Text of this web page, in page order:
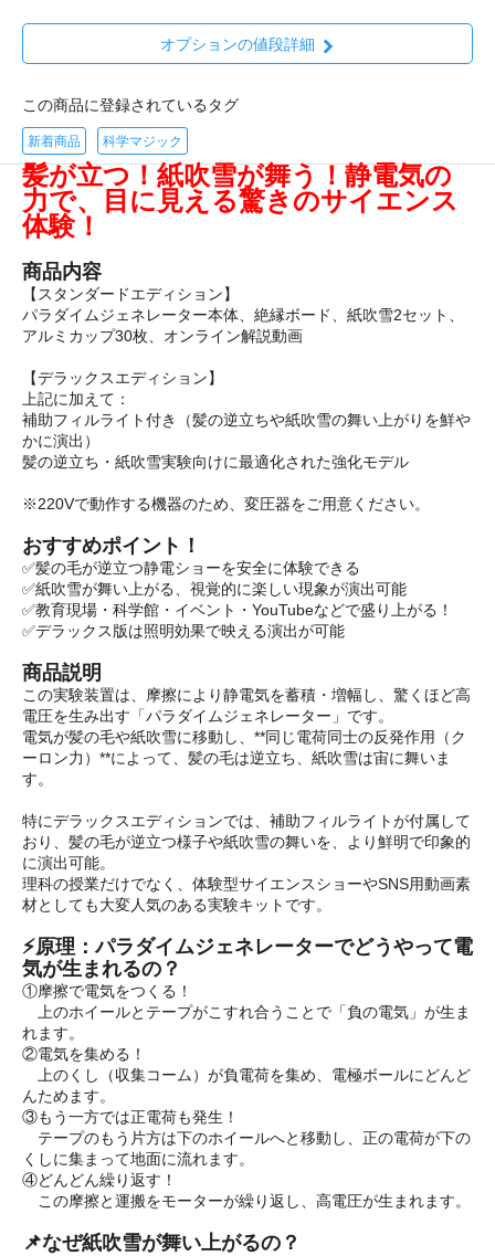
オプションの値段詳細
この商品に登録されているタグ
新着商品 科学マジック
髪が立つ！紙吹雪が舞う！静電気の
力で、目に見える驚きのサイエンス
体験！
商品内容
【スタンダードエディション】
パラダイムジェネレーター本体、絶縁ボード、紙吹雪2セット、
アルミカップ30枚、オンライン解説動画
【デラックスエディション】
上記に加えて：
補助フィルライト付き（髪の逆立ちや紙吹雪の舞い上がりを鮮や
かに演出）
髪の逆立ち・紙吹雪実験向けに最適化された強化モデル
※220Vで動作する機器のため、変圧器をご用意ください。
おすすめポイント！
✅髪の毛が逆立つ静電ショーを安全に体験できる
✅紙吹雪が舞い上がる、視覚的に楽しい現象が演出可能
✅教育現場・科学館・イベント・YouTubeなどで盛り上がる！
✅デラックス版は照明効果で映える演出が可能
商品説明
この実験装置は、摩擦により静電気を蓄積・増幅し、驚くほど高
電圧を生み出す「パラダイムジェネレーター」です。
電気が髪の毛や紙吹雪に移動し、**同じ電荷同士の反発作用（ク
ーロン力）**によって、髪の毛は逆立ち、紙吹雪は宙に舞いま
す。
特にデラックスエディションでは、補助フィルライトが付属して
おり、髪の毛が逆立つ様子や紙吹雪の舞いを、より鮮明で印象的
に演出可能。
理科の授業だけでなく、体験型サイエンスショーやSNS用動画素
材としても大変人気のある実験キットです。
⚡原理：パラダイムジェネレーターでどうやって電
気が生まれるの？
①摩擦で電気をつくる！
上のホイールとテープがこすれ合うことで「負の電気」が生ま
れます。
②電気を集める！
上のくし（収集コーム）が負電荷を集め、電極ボールにどんど
んためます。
③もう一方では正電荷も発生！
テープのもう片方は下のホイールへと移動し、正の電荷が下の
くしに集まって地面に流れます。
④どんどん繰り返す！
この摩擦と運搬をモーターが繰り返し、高電圧が生まれます。
📌なぜ紙吹雪が舞い上がるの？